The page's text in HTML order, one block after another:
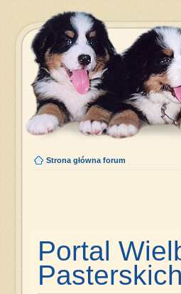
Strona główna forum
Portal